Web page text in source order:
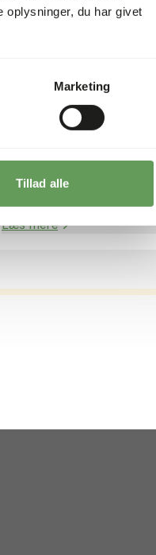
oplysninger, du har givet
Marketing
Tillad alle
Update from Save the
We’re proud to share an
received on the impact
the Rhino.
Læs mere